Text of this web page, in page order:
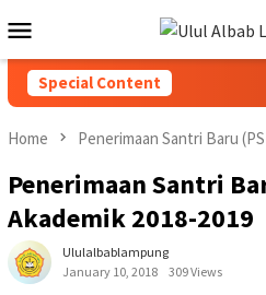
Special Content
Home Penerimaan Santri Baru
Penerimaan Santri
Akademik 2018-2019
Ululalbablampung
January 10, 2018
309 Views